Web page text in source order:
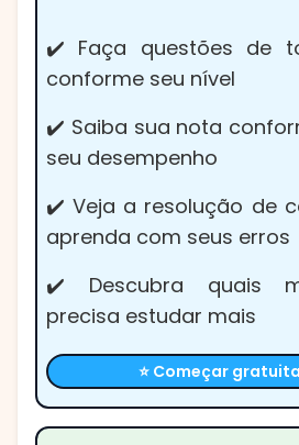
✔️ Faça questões de
conforme seu nível
✔️ Saiba sua nota
seu desempenho
✔️ Veja a resolução de
aprenda com seus erros
✔️ Descubra quais
precisa estudar mais
⭐ Começar